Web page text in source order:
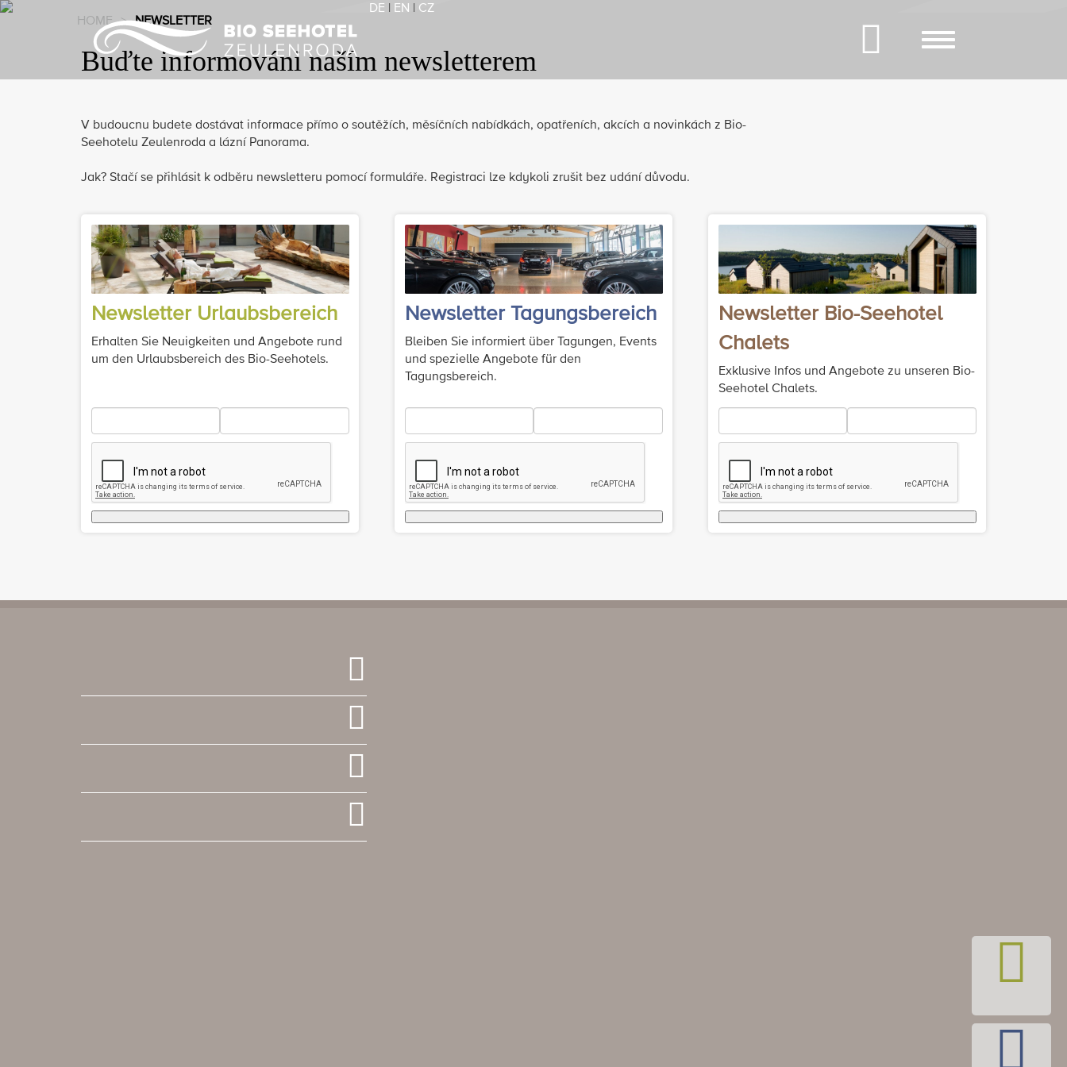
DE EN CZ
Toggle
HOME > NEWSLETTER
Buďte informováni naším newsletterem
V budoucnu budete dostávat informace přímo o soutěžích, měsíčních nabídkách, opatřeních, akcích a novinkách z Bio-
Seehotelu Zeulenroda a lázní Panorama.
Jak? Stačí se přihlásit k odběru newsletteru pomocí formuláře. Registraci lze kdykoli zrušit bez udání důvodu.
Newsletter Urlaubsbereich
Erhalten Sie Neuigkeiten und Angebote rund
um den Urlaubsbereich des Bio-Seehotels.
Newsletter Tagungsbereich
Bleiben Sie informiert über Tagungen, Events
und spezielle Angebote für den
Tagungsbereich.
Newsletter Bio-Seehotel
Chalets
Exklusive Infos und Angebote zu unseren Bio-
Seehotel Chalets.